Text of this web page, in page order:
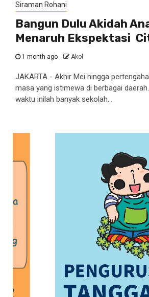
Siraman Rohani
Bangun Dulu Akidah
Menaruh Ekspektasi
1 month ago Akol
JAKARTA - Akhir Mei hingga
masa yang istimewa di berbagai
waktu inilah banyak sekolah...